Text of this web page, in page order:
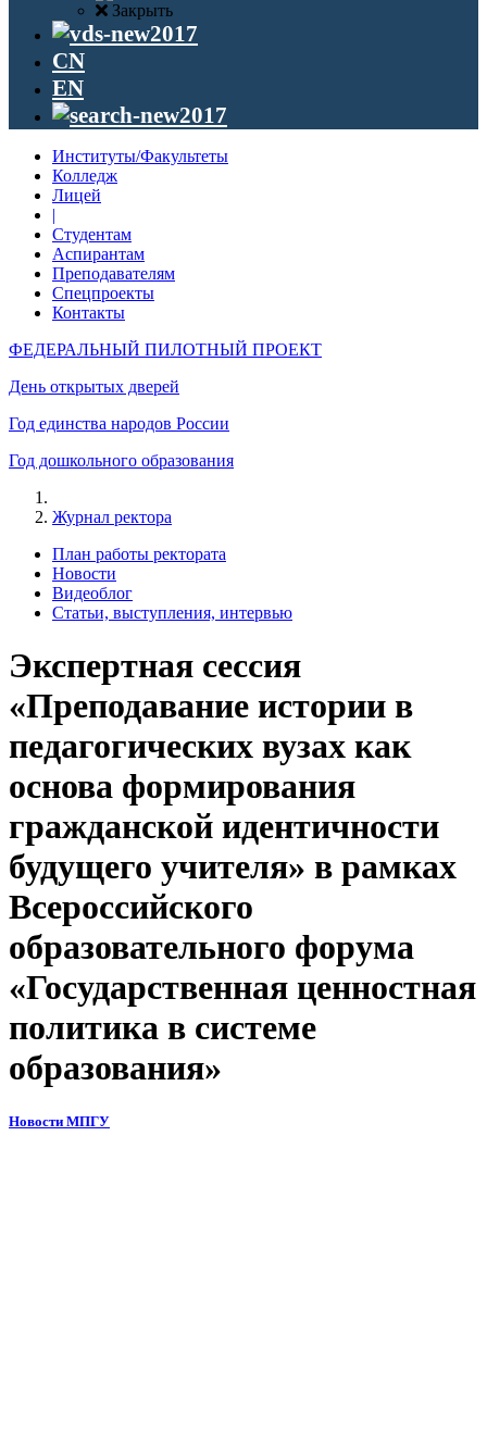
Закрыть
CN
EN
Институты/Факультеты
Колледж
Лицей
|
Студентам
Аспирантам
Преподавателям
Спецпроекты
Контакты
ФЕДЕРАЛЬНЫЙ ПИЛОТНЫЙ ПРОЕКТ
День открытых дверей
Год единства народов России
Год дошкольного образования
Журнал ректора
План работы ректората
Новости
Видеоблог
Статьи, выступления, интервью
Экспертная сессия
«Преподавание истории в
педагогических вузах как
основа формирования
гражданской идентичности
будущего учителя» в рамках
Всероссийского
образовательного форума
«Государственная ценностная
политика в системе
образования»
Новости МПГУ